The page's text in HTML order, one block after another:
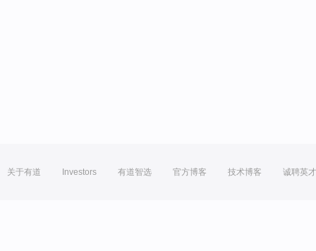
关于有道 Investors 有道智选 官方博客 技术博客 诚聘英才